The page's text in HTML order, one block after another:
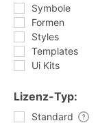
Symbole
Formen
Styles
Templates
Ui Kits
Lizenz-Typ:
Standard